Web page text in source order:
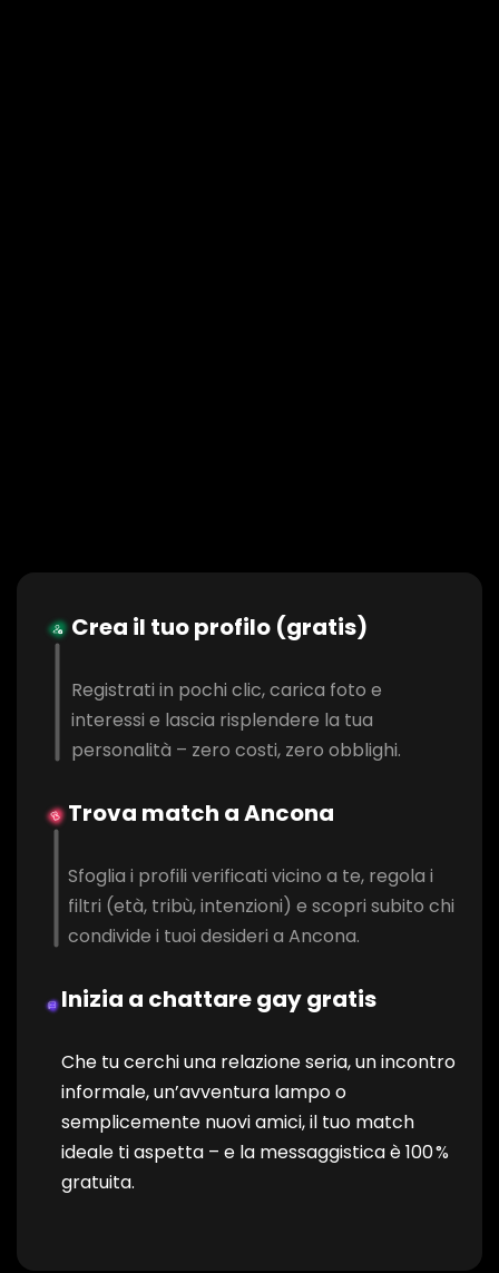
Crea il tuo profilo (gratis)
Registrati in pochi clic, carica foto e
interessi e lascia risplendere la tua
personalità – zero costi, zero obblighi.
Trova match a Ancona
Sfoglia i profili verificati vicino a te, regola i
filtri (età, tribù, intenzioni) e scopri subito chi
condivide i tuoi desideri a Ancona.
Inizia a chattare gay gratis
Che tu cerchi una relazione seria, un incontro
informale, un’avventura lampo o
semplicemente nuovi amici, il tuo match
ideale ti aspetta – e la messaggistica è 100 %
gratuita.